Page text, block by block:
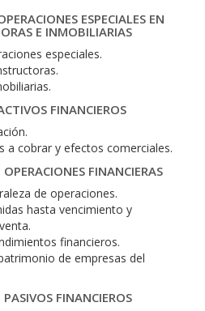
ESPECIALES EN
E INMOBILIARIAS
especiales.
FINANCIEROS
a cobrar y efectos comerciales.
FINANCIERAS
de operaciones.
hasta vencimiento y
financieros.
de empresas del
FINANCIEROS